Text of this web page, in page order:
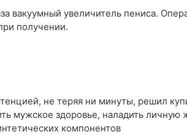
вакуумный увеличитель пениса.
получении.
не теряя ни минуты, решил
мужское здоровье, наладить
компонентов